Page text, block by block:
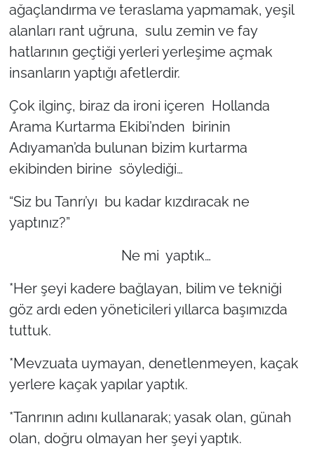
ağaçlandırma ve teraslama yapmamak, yeşil
alanları rant uğruna, sulu zemin ve fay
hatlarının geçtiği yerleri yerleşime açmak
insanların yaptığı afetlerdir.
Çok ilginç, biraz da ironi içeren Hollanda
Arama Kurtarma Ekibi’nden birinin
Adıyaman’da bulunan bizim kurtarma
ekibinden birine söylediği…
“Siz bu Tanrı’yı bu kadar kızdıracak ne
yaptınız?”
Ne mi yaptık…
*Her şeyi kadere bağlayan, bilim ve tekniği
göz ardı eden yöneticileri yıllarca başımızda
tuttuk.
*Mevzuata uymayan, denetlenmeyen, kaçak
yerlere kaçak yapılar yaptık.
*Tanrının adını kullanarak; yasak olan, günah
olan, doğru olmayan her şeyi yaptık.
Flaş Haber
Dış Haberler
Magazin
İş Dünyası
Bilim Teknoloji
Canlı Maç
Genel-A
Gündem-Eğitim